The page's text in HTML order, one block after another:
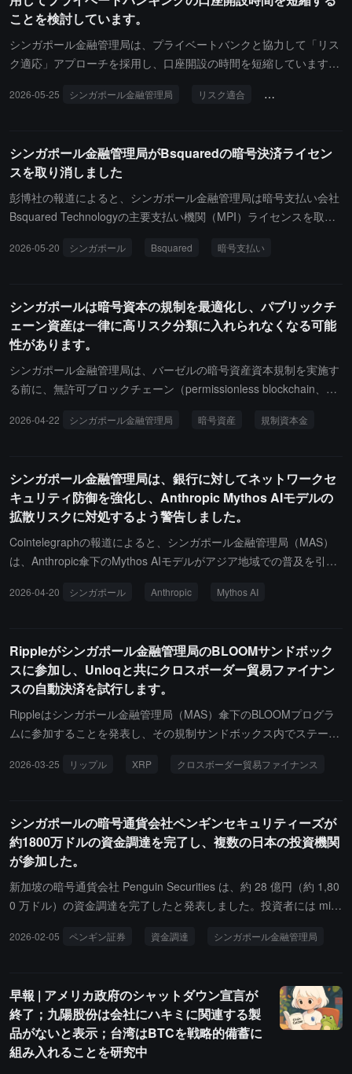
ことを検討しています。
シンガポール金融管理局は、プライベートバンクと協力して「リス
ク適応」アプローチを採用し、口座開設の時間を短縮しています。
以内に短縮したいと考えており、現在の複雑なケースの口座開設の
不必要かつ過度な審査を避けることを目的としていると述べまし
た。
2026-05-25 シンガポール金融管理局 リスク適合 プライベートバン
シンガポール金融管理局がBsquaredの暗号決済ライセン
スを取り消しました
彭博社の報道によると、シンガポール金融管理局は暗号支払い会社
Bsquared Technologyの主要支払い機関（MPI）ライセンスを取り
反ポリシーの欠陥、外部委託管理規則の違反、ライセンス申請およ
ル支払いトークンサービスの許可を取得しましたが、現在、顧客資
金がすべて返還されたことを確認するために監査機関からの閉鎖証
明書を提出するよう求められています。MASは、同社の重要な管理
者の責任についてさらに調査を進めています。現在、シンガポール
では37の機関のみがデジタル支払いトークンサービスを提供するこ
2026-05-20 シンガポール Bsquared 暗号支払い
シンガポールは暗号資本の規制を最適化し、パブリックチ
ェーン資産は一律に高リスク分類に入れられなくなる可能
性があります。
シンガポール金融管理局は、バーゼルの暗号資産資本規制を実施す
る前に、無許可ブロックチェーン（permissionless blockchain、一
な規制資本指針を設けるための相談文書を発表しました。報道によ
ブルコインを含み、比較的低い資本要件が適用されます。第二グル
ープは上記の条件を満たさない暗号資産を含み、シンガポール金融
管理局は無許可ブロックチェーンの暗号資産を一律に第二グループ
に分類することを放棄し、一連の原則的要件を満たす条件の下で、
リスクウェイトが低く、慎重な要件が緩和された第一グループの暗
規定は、シンガポールに本社を置く銀行において、第一グループに
銀行レベルで負債を形成する場合、その発行規模は第一資本の5%
を超えてはならないというものです。
2026-04-22 シンガポール金融管理局 暗号資産 規制資本金
シンガポール金融管理局は、銀行に対してネットワークセ
キュリティ防御を強化し、Anthropic Mythos AIモデルの
拡散リスクに対処するよう警告しました。
Cointelegraphの報道によると、シンガポール金融管理局（MAS）
は、Anthropic傘下のMythos AIモデルがアジア地域での普及を引き
ークセキュリティ防御の強化を促しています。
2026-04-20 シンガポール Anthropic Mythos AI
Rippleがシンガポール金融管理局のBLOOMサンドボック
スに参加し、Unloqと共にクロスボーダー貿易ファイナン
スの自動決済を試行します。
Rippleはシンガポール金融管理局（MAS）傘下のBLOOMプログラ
ムに参加することを発表し、その規制サンドボックス内でステーブ
決済ソリューションをテストします。Rippleはサプライチェーンフ
どの事前設定された条件が満たされると、システムは自動的にRLU
SDの支払いを解放し、従来の貿易ファイナンスで必要とされる手
動検証、信用状、代理店関係の煩雑なプロセスを代替し、数日から
数週間かかる決済サイクルを大幅に短縮します。
2026-03-25 リップル XRP クロスボーダー貿易ファイナンス
シンガポールの暗号通貨会社ペンギンセキュリティーズが
約1800万ドルの資金調達を完了し、複数の日本の投資機関
が参加した。
新加坡の暗号通貨会社 Penguin Securities は、約 28 億円（約 1,80
0 万ドル）の資金調達を完了したと発表しました。投資者には min
ています。この会社は日本の起業家倉富佑也、川辺健太郎、瀬戸口
2026-02-05 ペンギン証券 資金調達 シンガポール金融管理局
早報 | アメリカ政府のシャットダウン宣言が
終了；九陽股份は会社にハキミに関連する製
品がないと表示；台湾はBTCを戦略的備蓄に
組み入れることを研究中